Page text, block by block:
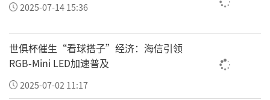
为公益服务终端，承接物资发放、安全宣讲落
教育系统合作联盟：依托工程多年校园资源积
淀，联动全国各级公办院校、民办教育机构加
入联盟，持续落地校园物资捐赠、安全课堂普
2025-07-14 15:36
世俱杯催生“看球搭子”经济：海信引领
RGB-Mini LED加速普及
2025-07-02 11:17